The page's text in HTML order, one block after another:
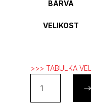
BARVA
VELIKOST
>>> TABULKA
dámská
organická